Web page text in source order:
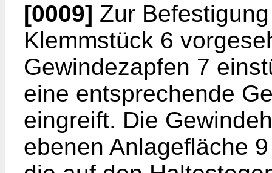
[0009] Zur
Klemmstück 6
Gewindezapfen 7
eine entsprechende
eingreift. Die
ebenen Anlagefläche